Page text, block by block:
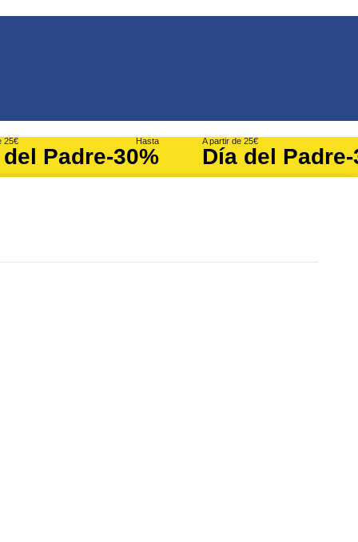
25€
Padre
Hasta
-30%
A partir de 25€
Día del Padre